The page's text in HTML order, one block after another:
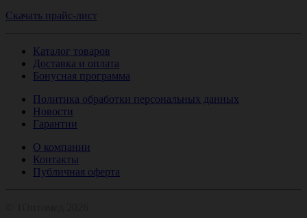
Скачать прайс-лист
Каталог товаров
Доставка и оплата
Бонусная программа
Политика обработки персональных данных
Новости
Гарантии
О компании
Контакты
Публичная оферта